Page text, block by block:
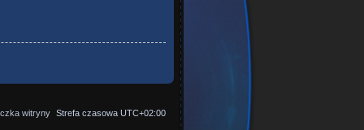
Strefa czasowa UTC+02:00
witryny